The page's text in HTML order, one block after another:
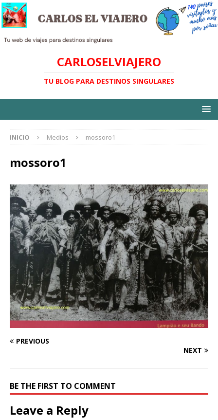
CARLOSELVIAJERO
TU BLOG PARA DESTINOS SINGULARES
INICIO Medios mossoro1
mossoro1
PREVIOUS
NEXT
BE THE FIRST TO COMMENT
Leave a Reply